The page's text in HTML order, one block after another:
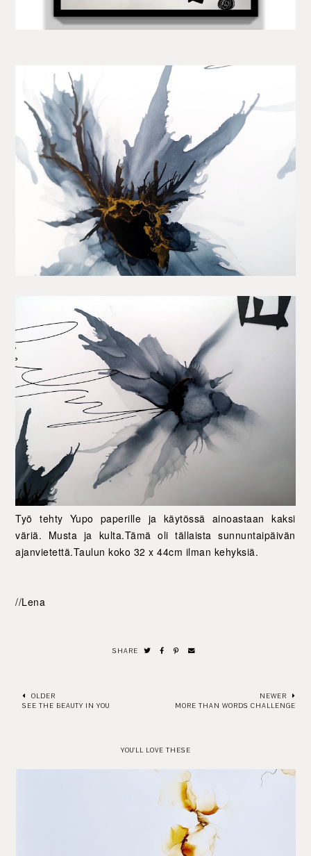
Työ tehty Yupo paperille ja käytössä ainoastaan kaksi
väriä. Musta ja kulta.Tämä oli tällaista sunnuntaipäivän
ajanvietettä.Taulun koko 32 x 44cm ilman kehyksiä.
//Lena
SHARE
OLDER
SEE THE BEAUTY IN YOU
NEWER
MORE THAN WORDS CHALLENGE
YOU'LL LOVE THESE